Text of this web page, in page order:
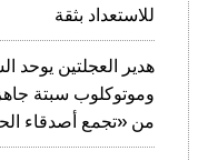
للاستعداد بثقة
هدير العجلتين يوحد
وموتوكلوب سبتة
من «تجمع أصدقاء